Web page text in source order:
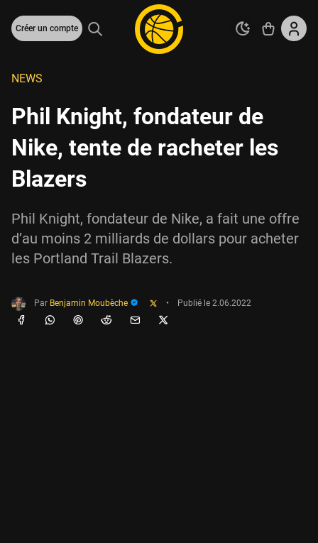
Créer un compte
NEWS
Phil Knight, fondateur de
Nike, tente de racheter les
Blazers
Phil Knight, fondateur de Nike, a fait une offre
d’au moins 2 milliards de dollars pour acheter
les Portland Trail Blazers.
Par Benjamin Moubèche • Publié le 2.06.2022